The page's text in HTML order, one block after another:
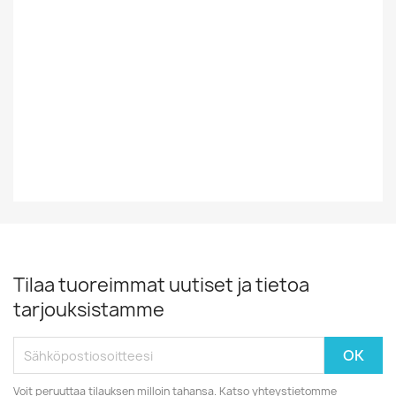
Tilaa tuoreimmat uutiset ja tietoa
tarjouksistamme
Voit peruuttaa tilauksen milloin tahansa. Katso yhteystietomme